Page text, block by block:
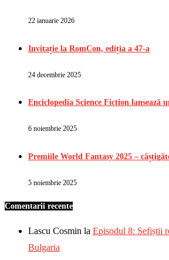
22 ianuarie 2026
Invitație la RomCon, ediția a 47-a
24 decembrie 2025
Enciclopedia Science Fiction lansează
6 noiembrie 2025
Premiile World Fantasy 2025 –
5 noiembrie 2025
Comentarii recente
Lascu Cosmin la Episodul 8: Sefiștii
Bulgaria